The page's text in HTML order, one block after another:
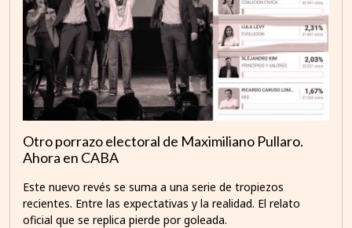
Otro porrazo electoral de Maximiliano Pullaro.
Ahora en CABA
Este nuevo revés se suma a una serie de tropiezos
recientes. Entre las expectativas y la realidad. El relato
oficial que se replica pierde por goleada.